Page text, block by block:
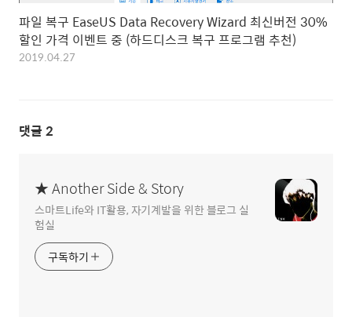
파일 복구 EaseUS Data Recovery Wizard 최신버전 30%
할인 가격 이벤트 중 (하드디스크 복구 프로그램 추천)
2019.04.27
댓글 2
★ Another Side & Story
스마트Life와 IT활용, 자기계발을 위한 블로그 실
험실
구독하기